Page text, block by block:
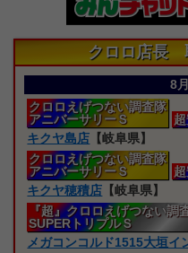
クロロ店長
8
クロロえげつない調査隊
アニバーサリーＳ
キクヤ島店 【岐阜県】
クロロえげつない調査隊
アニバーサリーＳ
キクヤ穂積店 【岐阜県】
『超』クロロえげつない調
SUPERトリプルＳ
メガコンコルド1515大垣イ